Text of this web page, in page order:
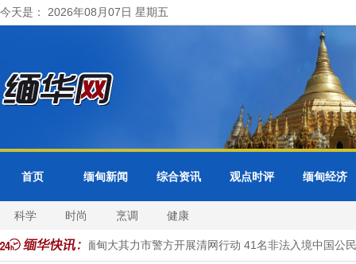
今天是： 2026年08月07日 星期五
首页 缅甸新闻 综合资讯 观点时评 缅甸经济
科学 时尚 烹调 健康
局受理 缅甸大其力市警方开展清网行动 41名非法入境中国公民